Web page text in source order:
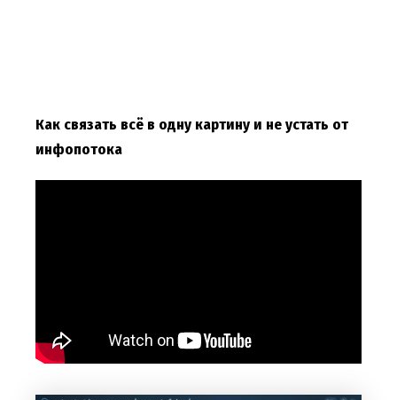
Как связать всё в одну картину и не устать от
инфопотока